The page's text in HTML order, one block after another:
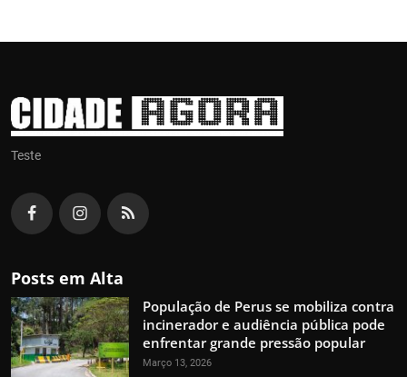
Teste
Posts em Alta
População de Perus se mobiliza contra
incinerador e audiência pública pode
enfrentar grande pressão popular
Março 13, 2026